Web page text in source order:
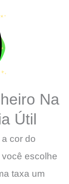
Na
Útil
cor do
escolhe
taxa um